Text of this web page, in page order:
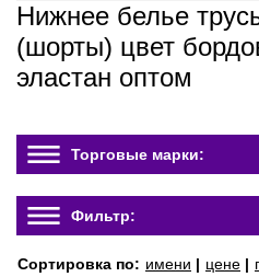
Нижнее белье
(шорты) цвет
эластан оптом
Торговые марки:
Фильтр:
Сортировка по: имени | цене |